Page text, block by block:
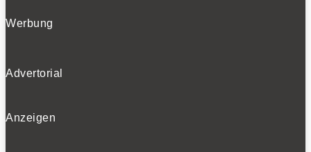
Werbung
Advertorial
Anzeigen